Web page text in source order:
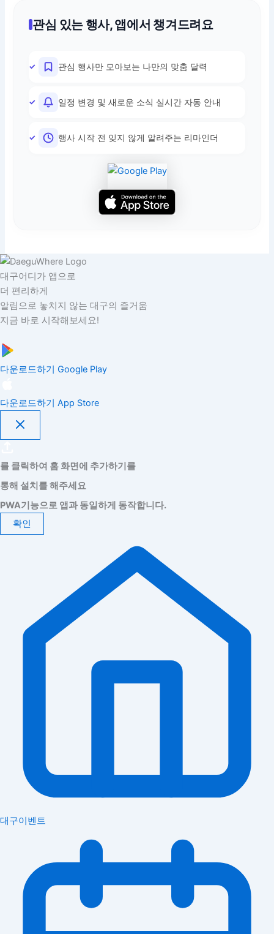
관심 있는 행사, 앱에서 챙겨드려요
관심 행사만 모아보는 나만의 맞춤 달력
일정 변경 및 새로운 소식 실시간 자동 안내
행사 시작 전 잊지 않게 알려주는 리마인더
대구어디가 앱으로
더 편리하게
알림으로 놓치지 않는 대구의 즐거움
지금 바로 시작해보세요!
다운로드하기 Google Play
다운로드하기 App Store
를 클릭하여 홈 화면에 추가하기를
통해 설치를 해주세요
PWA기능으로 앱과 동일하게 동작합니다.
확인
대구이벤트